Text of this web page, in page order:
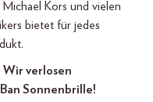
Kors und vielen
bietet für jedes
Wir verlosen
Sonnenbrille!